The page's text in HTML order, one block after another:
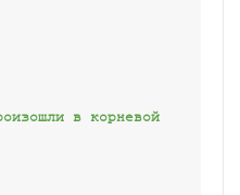
в корневой